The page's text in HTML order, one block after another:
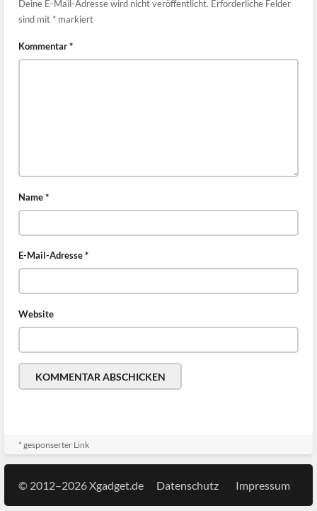
Deine E-Mail-Adresse wird nicht veröffentlicht. Erforderliche Felder
sind mit * markiert
Kommentar*
Name*
E-Mail-Adresse*
Website
* gesponserter Link
© 2012–2026 Xgadget.de Datenschutz Impressum